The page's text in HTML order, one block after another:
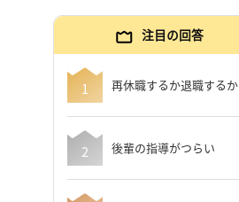
注目の回答
再休職するか退職するか
後輩の指導がつらい